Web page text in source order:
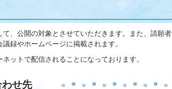
、公開の対象とさせていただきます。また、請願者
録やホームページに掲載されます。
ットで配信されることになっております。
せ先